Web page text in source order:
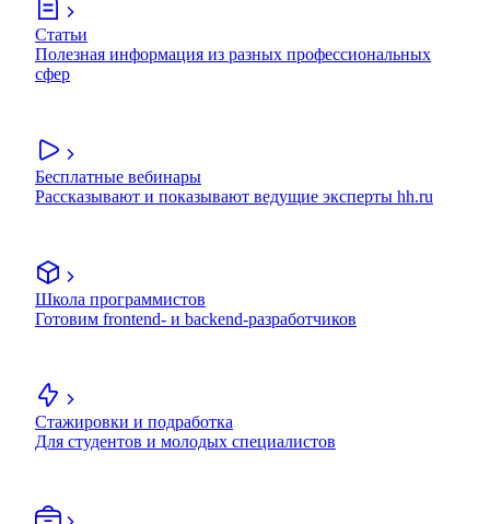
Статьи
Полезная информация из разных профессиональных
сфер
Бесплатные вебинары
Рассказывают и показывают ведущие эксперты hh.ru
Школа программистов
Готовим frontend- и backend-разработчиков
Стажировки и подработка
Для студентов и молодых специалистов